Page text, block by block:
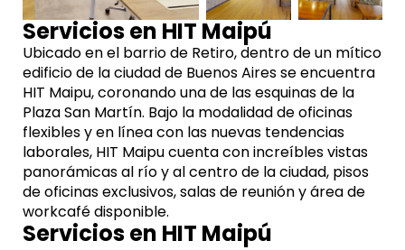
Servicios en HIT Maipú
Ubicado en el barrio de Retiro, dentro de un mítico
edificio de la ciudad de Buenos Aires se encuentra
HIT Maipu, coronando una de las esquinas de la
Plaza San Martín. Bajo la modalidad de oficinas
flexibles y en línea con las nuevas tendencias
laborales, HIT Maipu cuenta con increíbles vistas
panorámicas al río y al centro de la ciudad, pisos
de oficinas exclusivos, salas de reunión y área de
workcafé disponible.
Servicios en HIT Maipú